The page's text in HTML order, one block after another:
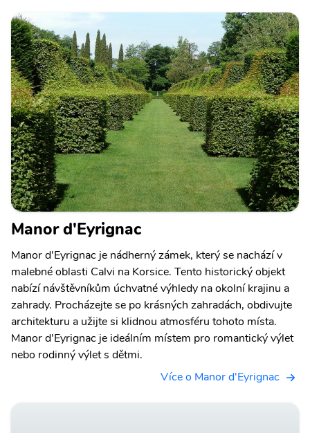
Manor d'Eyrignac
Manor d'Eyrignac je nádherný zámek, který se nachází v
malebné oblasti Calvi na Korsice. Tento historický objekt
nabízí návštěvníkům úchvatné výhledy na okolní krajinu a
zahrady. Procházejte se po krásných zahradách, obdivujte
architekturu a užijte si klidnou atmosféru tohoto místa.
Manor d'Eyrignac je ideálním místem pro romantický výlet
nebo rodinný výlet s dětmi.
Více o Manor d'Eyrignac